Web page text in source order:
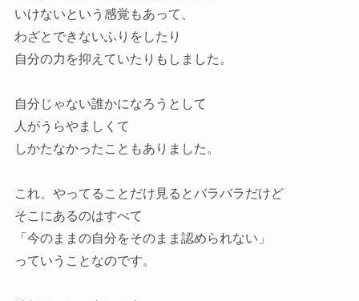
いけないという感覚もあって、
わざとできないふりをしたり
自分の力を抑えていたりもしました。
自分じゃない誰かになろうとして
人がうらやましくて
しかたなかったこともありました。
これ、やってることだけ見るとバラバラだけど
そこにあるのはすべて
「今のままの自分をそのまま認められない」
っていうことなのです。